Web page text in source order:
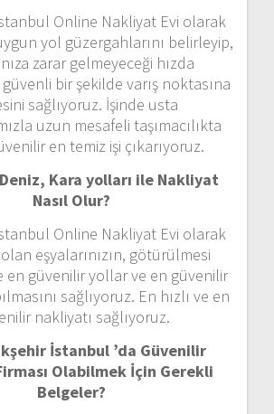
Online Nakliyat Evi olarak
yol güzergahlarını belirleyip,
zarar gelmeyeceği hızda
güvenli bir şekilde varış noktasına
sağlıyoruz. İşinde usta
uzun mesafeli taşımacılıkta
en temiz işi çıkarıyoruz.
Kara yolları ile Nakliyat
Nasıl Olur?
Online Nakliyat Evi olarak
eşyalarınızın, götürülmesi
en güvenilir yollar ve en güvenilir
sağlıyoruz. En hızlı ve en
nakliyatı sağlıyoruz.
İstanbul ’da Güvenilir
Olabilmek İçin Gerekli
Belgeler?